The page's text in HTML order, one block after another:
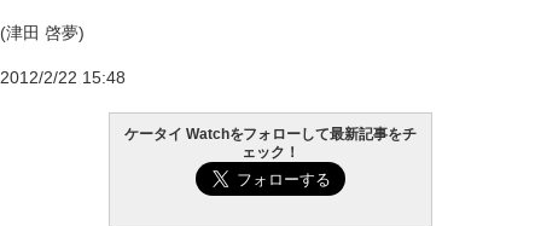
(津田 啓夢)
2012/2/22 15:48
ケータイ Watchをフォローして最新記事をチ
ェック！